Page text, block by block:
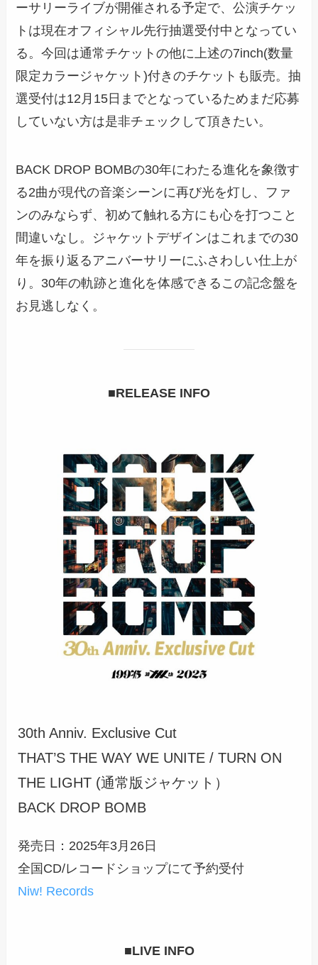
ーサリーライブが開催される予定で、公演チケッ
トは現在オフィシャル先行抽選受付中となってい
る。今回は通常チケットの他に上述の7inch(数量
限定カラージャケット)付きのチケットも販売。抽
選受付は12月15日までとなっているためまだ応募
していない方は是非チェックして頂きたい。
BACK DROP BOMBの30年にわたる進化を象徴す
る2曲が現代の音楽シーンに再び光を灯し、ファ
ンのみならず、初めて触れる方にも心を打つこと
間違いなし。ジャケットデザインはこれまでの30
年を振り返るアニバーサリーにふさわしい仕上が
り。30年の軌跡と進化を体感できるこの記念盤を
お見逃しなく。
■RELEASE INFO
30th Anniv. Exclusive Cut
THAT’S THE WAY WE UNITE / TURN ON
THE LIGHT (通常版ジャケット）
BACK DROP BOMB
発売日：2025年3月26日
全国CD/レコードショップにて予約受付
Niw! Records
■LIVE INFO